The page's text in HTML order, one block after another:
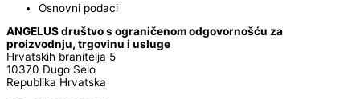
Osnovni podaci
ANGELUS društvo s ograničenom odgovornošću za
proizvodnju, trgovinu i usluge
Hrvatskih branitelja 5
10370 Dugo Selo
Republika Hrvatska